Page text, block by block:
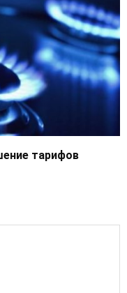
тарифов